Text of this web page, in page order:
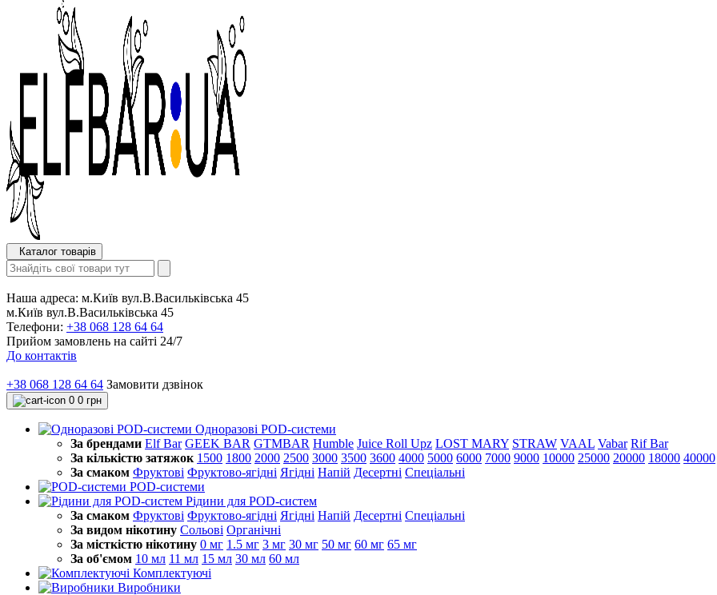
Каталог товарів
Наша адреса: м.Київ вул.В.Васильківська 45
м.Київ вул.В.Васильківська 45
Телефони: +38 068 128 64 64
Прийом замовлень на сайті 24/7
До контактів
+38 068 128 64 64 Замовити дзвінок
0 0 грн
Одноразові POD-системи
За брендами Elf Bar GEEK BAR GTMBAR Humble Juice Roll Upz LOST MARY STRAW VAAL Vabar Rif Bar
За кількістю затяжок 1500 1800 2000 2500 3000 3500 3600 4000 5000 6000 7000 9000 10000 25000 20000 18000 40000
За смаком Фруктові Фруктово-ягідні Ягідні Напій Десертні Спеціальні
POD-системи
Рідини для POD-систем
За смаком Фруктові Фруктово-ягідні Ягідні Напій Десертні Спеціальні
За видом нікотину Сольові Органічні
За місткістю нікотину 0 мг 1.5 мг 3 мг 30 мг 50 мг 60 мг 65 мг
За об'ємом 10 мл 11 мл 15 мл 30 мл 60 мл
Комплектуючі
Виробники